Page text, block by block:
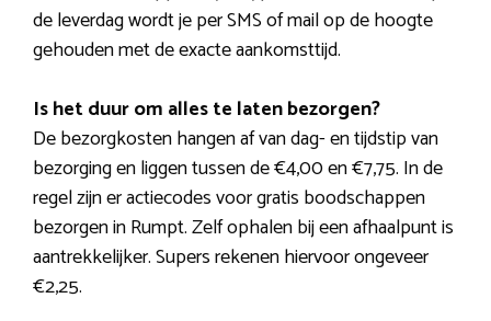
de leverdag wordt je per SMS of mail op de hoogte
gehouden met de exacte aankomsttijd.
Is het duur om alles te laten bezorgen?
De bezorgkosten hangen af van dag- en tijdstip van
bezorging en liggen tussen de €4,00 en €7,75. In de
regel zijn er actiecodes voor gratis boodschappen
bezorgen in Rumpt. Zelf ophalen bij een afhaalpunt is
aantrekkelijker. Supers rekenen hiervoor ongeveer
€2,25.